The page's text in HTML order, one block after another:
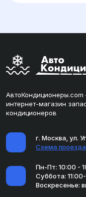
интернет-магазин
кондиционеров
г. Москва, ул.
Схема проезда
Пн-Пт: 10:00 -
Суббота:
Воскресенье: